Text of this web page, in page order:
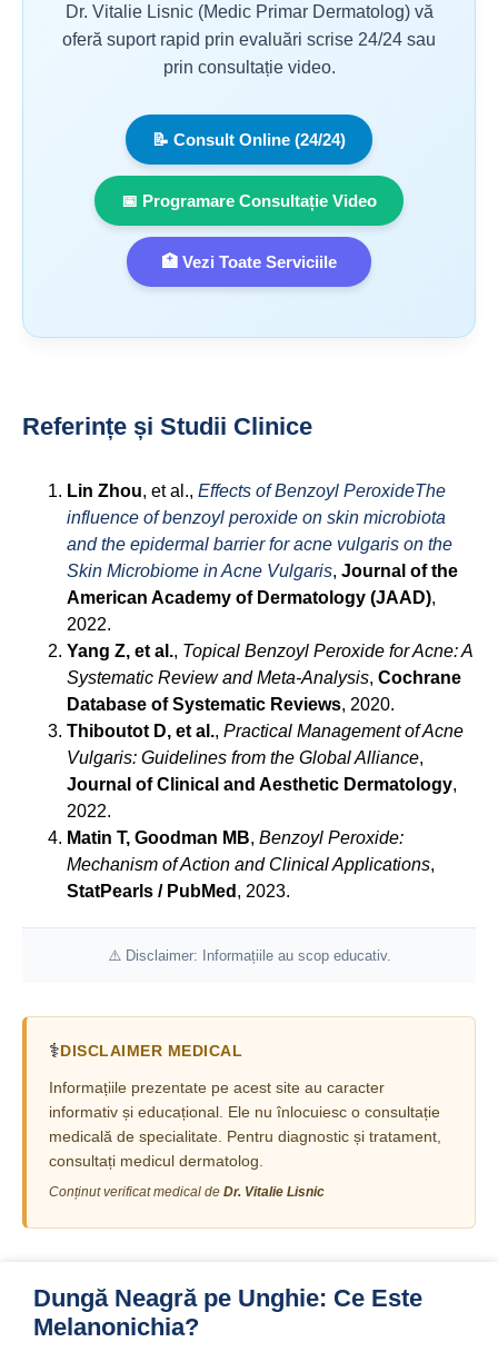
Dr. Vitalie Lisnic (Medic Primar Dermatolog) vă
oferă suport rapid prin evaluări scrise 24/24 sau
prin consultație video.
📝 Consult Online (24/24)
📅 Programare Consultație Video
🏥 Vezi Toate Serviciile
Referințe și Studii Clinice
Lin Zhou, et al., Effects of Benzoyl PeroxideThe
influence of benzoyl peroxide on skin microbiota
and the epidermal barrier for acne vulgaris on the
Skin Microbiome in Acne Vulgaris, Journal of the
American Academy of Dermatology (JAAD),
2022.
Yang Z, et al., Topical Benzoyl Peroxide for Acne: A
Systematic Review and Meta-Analysis, Cochrane
Database of Systematic Reviews, 2020.
Thiboutot D, et al., Practical Management of Acne
Vulgaris: Guidelines from the Global Alliance,
Journal of Clinical and Aesthetic Dermatology,
2022.
Matin T, Goodman MB, Benzoyl Peroxide:
Mechanism of Action and Clinical Applications,
StatPearls / PubMed , 2023.
⚠️ Disclaimer: Informațiile au scop educativ.
⚕️DISCLAIMER MEDICAL
Informațiile prezentate pe acest site au caracter
informativ și educațional. Ele nu înlocuiesc o consultație
medicală de specialitate. Pentru diagnostic și tratament,
consultați medicul dermatolog.
Conținut verificat medical de Dr. Vitalie Lisnic
Dungă Neagră pe Unghie: Ce Este
Melanonichia?